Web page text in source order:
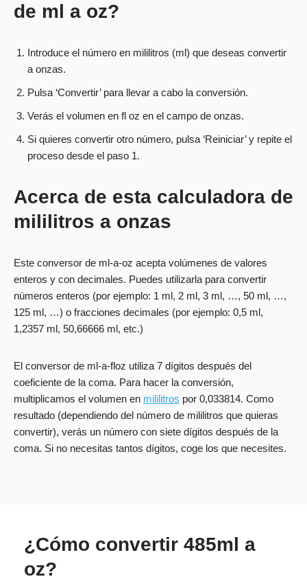
de ml a oz?
Introduce el número en mililitros (ml) que deseas convertir
a onzas.
Pulsa ‘Convertir’ para llevar a cabo la conversión.
Verás el volumen en fl oz en el campo de onzas.
Si quieres convertir otro número, pulsa ‘Reiniciar’ y repite el
proceso desde el paso 1.
Acerca de esta calculadora de
mililitros a onzas
Este conversor de ml-a-oz acepta volúmenes de valores
enteros y con decimales. Puedes utilizarla para convertir
números enteros (por ejemplo: 1 ml, 2 ml, 3 ml, …, 50 ml, …,
125 ml, …) o fracciones decimales (por ejemplo: 0,5 ml,
1,2357 ml, 50,66666 ml, etc.)
El conversor de ml-a-floz utiliza 7 dígitos después del
coeficiente de la coma. Para hacer la conversión,
multiplicamos el volumen en mililitros por 0,033814. Como
resultado (dependiendo del número de mililitros que quieras
convertir), verás un número con siete dígitos después de la
coma. Si no necesitas tantos dígitos, coge los que necesites.
¿Cómo convertir 485ml a
oz?